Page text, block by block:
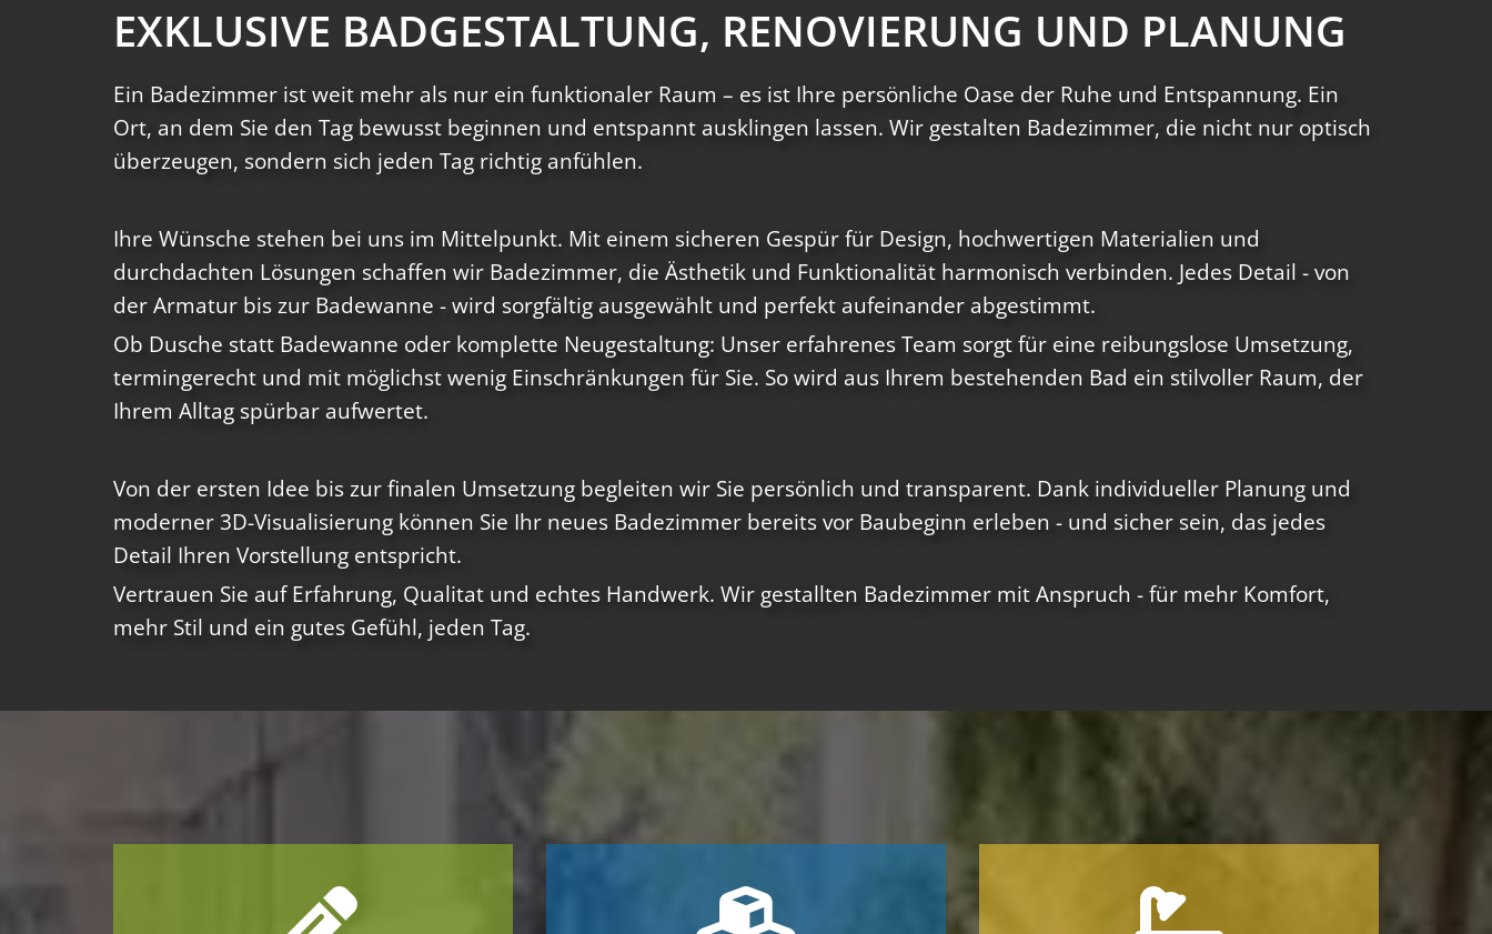
EXKLUSIVE BADGESTALTUNG, RENOVIERUNG UND PLANUNG
Ein Badezimmer ist weit mehr als nur ein funktionaler Raum – es ist Ihre persönliche Oase der Ruhe und Entspannung. Ein
Ort, an dem Sie den Tag bewusst beginnen und entspannt ausklingen lassen. Wir gestalten Badezimmer, die nicht nur optisch
überzeugen, sondern sich jeden Tag richtig anfühlen.
Ihre Wünsche stehen bei uns im Mittelpunkt. Mit einem sicheren Gespür für Design, hochwertigen Materialien und
durchdachten Lösungen schaffen wir Badezimmer, die Ästhetik und Funktionalität harmonisch verbinden. Jedes Detail - von
der Armatur bis zur Badewanne - wird sorgfältig ausgewählt und perfekt aufeinander abgestimmt.
Ob Dusche statt Badewanne oder komplette Neugestaltung: Unser erfahrenes Team sorgt für eine reibungslose Umsetzung,
termingerecht und mit möglichst wenig Einschränkungen für Sie. So wird aus Ihrem bestehenden Bad ein stilvoller Raum, der
Ihrem Alltag spürbar aufwertet.
Von der ersten Idee bis zur finalen Umsetzung begleiten wir Sie persönlich und transparent. Dank individueller Planung und
moderner 3D-Visualisierung können Sie Ihr neues Badezimmer bereits vor Baubeginn erleben - und sicher sein, das jedes
Detail Ihren Vorstellung entspricht.
Vertrauen Sie auf Erfahrung, Qualitat und echtes Handwerk. Wir gestallten Badezimmer mit Anspruch - für mehr Komfort,
mehr Stil und ein gutes Gefühl, jeden Tag.